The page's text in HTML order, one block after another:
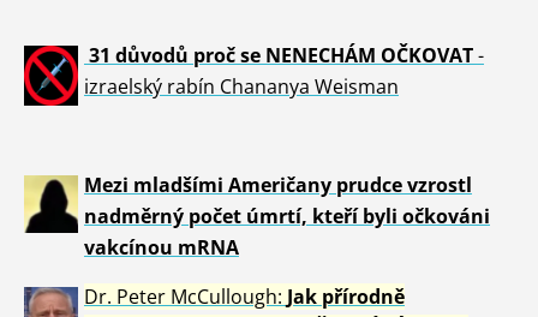
31 důvodů proč se NENECHÁM OČKOVAT-
izraelský rabín Chananya Weisman
Mezi mladšími Američany prudce vzrostl
nadměrný počet úmrtí, kteří byli očkováni
vakcínou mRNA
Dr. Peter McCullough: Jak přírodně